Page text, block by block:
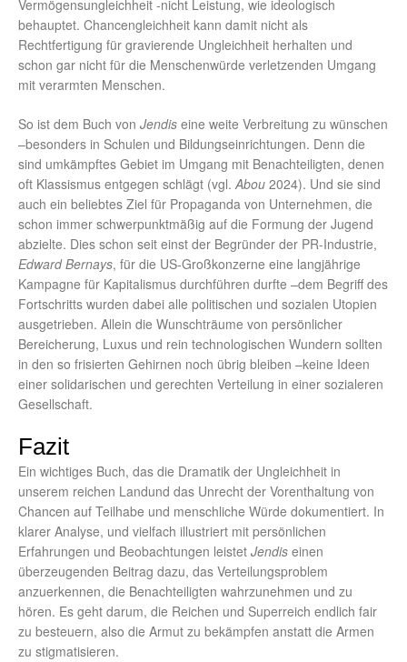
Vermögensungleichheit -nicht Leistung, wie ideologisch
behauptet. Chancengleichheit kann damit nicht als
Rechtfertigung für gravierende Ungleichheit herhalten und
schon gar nicht für die Menschenwürde verletzenden Umgang
mit verarmten Menschen.
So ist dem Buch von Jendis eine weite Verbreitung zu wünschen
–besonders in Schulen und Bildungseinrichtungen. Denn die
sind umkämpftes Gebiet im Umgang mit Benachteiligten, denen
oft Klassismus entgegen schlägt (vgl.Abou 2024). Und sie sind
auch ein beliebtes Ziel für Propaganda von Unternehmen, die
schon immer schwerpunktmäßig auf die Formung der Jugend
abzielte. Dies schon seit einst der Begründer der PR-Industrie,
Edward Bernays, für die US-Großkonzerne eine langjährige
Kampagne für Kapitalismus durchführen durfte –dem Begriff des
Fortschritts wurden dabei alle politischen und sozialen Utopien
ausgetrieben. Allein die Wunschträume von persönlicher
Bereicherung, Luxus und rein technologischen Wundern sollten
in den so frisierten Gehirnen noch übrig bleiben –keine Ideen
einer solidarischen und gerechten Verteilung in einer sozialeren
Gesellschaft.
Fazit
Ein wichtiges Buch, das die Dramatik der Ungleichheit in
unserem reichen Landund das Unrecht der Vorenthaltung von
Chancen auf Teilhabe und menschliche Würde dokumentiert. In
klarer Analyse, und vielfach illustriert mit persönlichen
Erfahrungen und Beobachtungen leistet Jendis einen
überzeugenden Beitrag dazu, das Verteilungsproblem
anzuerkennen, die Benachteiligten wahrzunehmen und zu
hören. Es geht darum, die Reichen und Superreich endlich fair
zu besteuern, also die Armut zu bekämpfen anstatt die Armen
zu stigmatisieren.